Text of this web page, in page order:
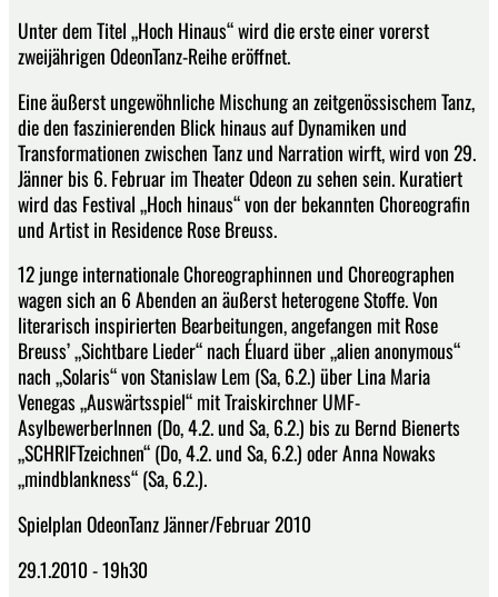
Unter dem Titel „Hoch Hinaus“ wird die erste einer vorerst
zweijährigen OdeonTanz-Reihe eröffnet.
Eine äußerst ungewöhnliche Mischung an zeitgenössischem Tanz,
die den faszinierenden Blick hinaus auf Dynamiken und
Transformationen zwischen Tanz und Narration wirft, wird von 29.
Jänner bis 6. Februar im Theater Odeon zu sehen sein. Kuratiert
wird das Festival „Hoch hinaus“ von der bekannten Choreografin
und Artist in Residence Rose Breuss.
12 junge internationale Choreographinnen und Choreographen
wagen sich an 6 Abenden an äußerst heterogene Stoffe. Von
literarisch inspirierten Bearbeitungen, angefangen mit Rose
Breuss’ „Sichtbare Lieder“ nach Éluard über „alien anonymous“
nach „Solaris“ von Stanislaw Lem (Sa, 6.2.) über Lina Maria
Venegas „Auswärtsspiel“ mit Traiskirchner UMF-
AsylbewerberInnen (Do, 4.2. und Sa, 6.2.) bis zu Bernd Bienerts
„SCHRIFTzeichnen“ (Do, 4.2. und Sa, 6.2.) oder Anna Nowaks
„mindblankness“ (Sa, 6.2.).
Spielplan OdeonTanz Jänner/Februar 2010
29.1.2010 - 19h30